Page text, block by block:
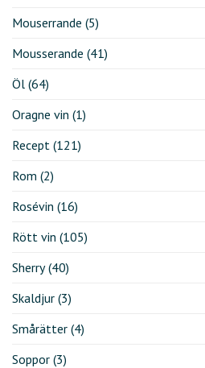
Mouserrande (5)
Mousserande (41)
Öl (64)
Oragne vin (1)
Recept (121)
Rom (2)
Rosévin (16)
Rött vin (105)
Sherry(40)
Skaldjur (3)
Smårätter (4)
Soppor (3)